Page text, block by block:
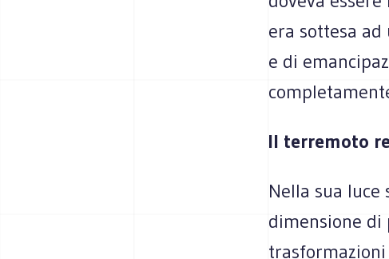
era sottesa
e di
Il terremoto
Nella sua
dimensione di